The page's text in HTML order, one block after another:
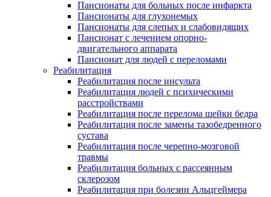
Пансионаты для больных после инфаркта
Пансионаты для глухонемых
Пансионаты для слепых и слабовидящих
Пансионат с лечением опорно-
двигательного аппарата
Пансионат для людей с переломами
Реабилитация
Реабилитация после инсульта
Реабилитация людей с психическими
расстройствами
Реабилитация после перелома шейки бедра
Реабилитация после замены тазобедренного
сустава
Реабилитация после черепно-мозговой
травмы
Реабилитация больных с рассеянным
склерозом
Реабилитация при болезни Альцгеймера